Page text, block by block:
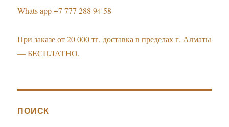
Whats app +7 777 288 94 58
При заказе от 20 000 тг. доставка в пределах г. Алматы
— БЕСПЛАТНО.
ПОИСК